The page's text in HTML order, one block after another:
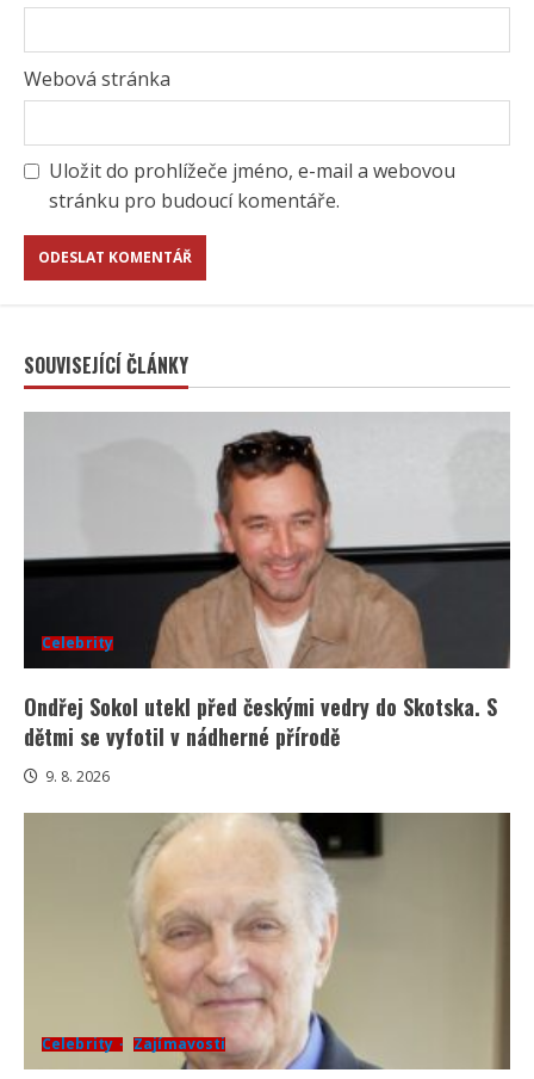
Webová stránka
Uložit do prohlížeče jméno, e-mail a webovou
stránku pro budoucí komentáře.
SOUVISEJÍCÍ ČLÁNKY
Celebrity
Ondřej Sokol utekl před českými vedry do Skotska. S
dětmi se vyfotil v nádherné přírodě
9. 8. 2026
Celebrity Zajímavosti